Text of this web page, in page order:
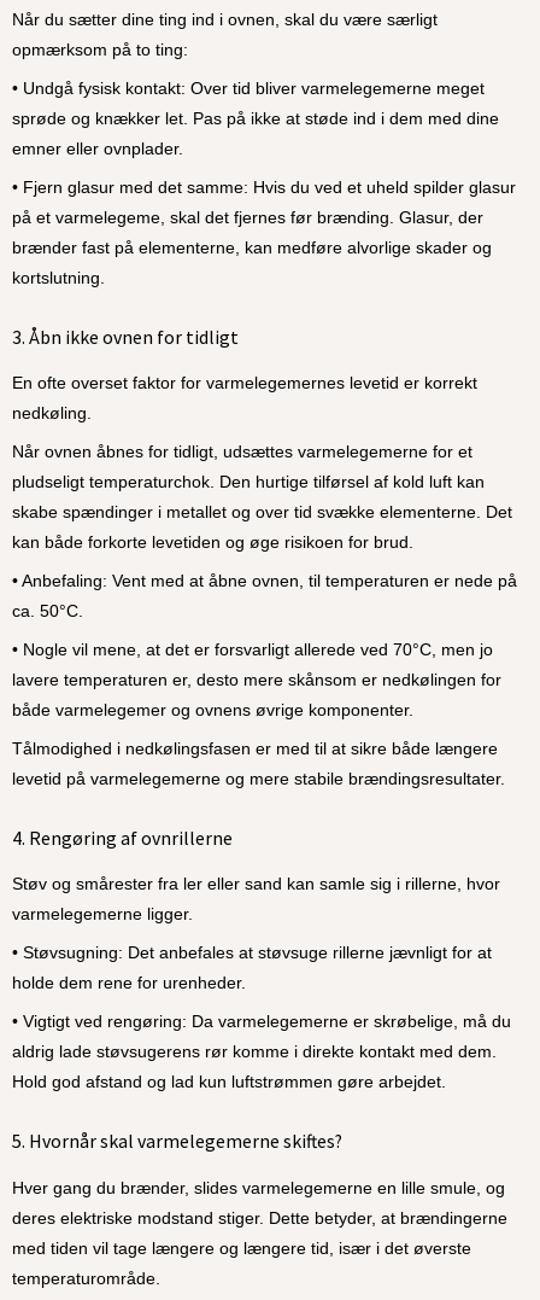
Når du sætter dine ting ind i ovnen, skal du være særligt
opmærksom på to ting:
• Undgå fysisk kontakt: Over tid bliver varmelegemerne meget
sprøde og knækker let. Pas på ikke at støde ind i dem med dine
emner eller ovnplader.
• Fjern glasur med det samme: Hvis du ved et uheld spilder glasur
på et varmelegeme, skal det fjernes før brænding. Glasur, der
brænder fast på elementerne, kan medføre alvorlige skader og
kortslutning.
3. Åbn ikke ovnen for tidligt
En ofte overset faktor for varmelegemernes levetid er korrekt
nedkøling.
Når ovnen åbnes for tidligt, udsættes varmelegemerne for et
pludseligt temperaturchok. Den hurtige tilførsel af kold luft kan
skabe spændinger i metallet og over tid svække elementerne. Det
kan både forkorte levetiden og øge risikoen for brud.
• Anbefaling: Vent med at åbne ovnen, til temperaturen er nede på
ca. 50°C.
• Nogle vil mene, at det er forsvarligt allerede ved 70°C, men jo
lavere temperaturen er, desto mere skånsom er nedkølingen for
både varmelegemer og ovnens øvrige komponenter.
Tålmodighed i nedkølingsfasen er med til at sikre både længere
levetid på varmelegemerne og mere stabile brændingsresultater.
4. Rengøring af ovnrillerne
Støv og smårester fra ler eller sand kan samle sig i rillerne, hvor
varmelegemerne ligger.
• Støvsugning: Det anbefales at støvsuge rillerne jævnligt for at
holde dem rene for urenheder.
• Vigtigt ved rengøring: Da varmelegemerne er skrøbelige, må du
aldrig lade støvsugerens rør komme i direkte kontakt med dem.
Hold god afstand og lad kun luftstrømmen gøre arbejdet.
5. Hvornår skal varmelegemerne skiftes?
Hver gang du brænder, slides varmelegemerne en lille smule, og
deres elektriske modstand stiger. Dette betyder, at brændingerne
med tiden vil tage længere og længere tid, især i det øverste
temperaturområde.